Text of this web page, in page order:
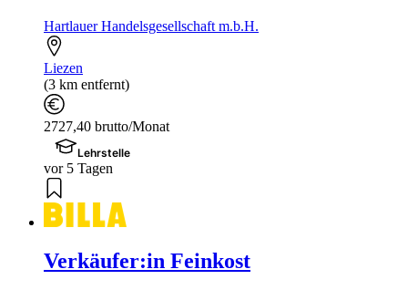
Hartlauer Handelsgesellschaft m.b.H.
Liezen
(3 km entfernt)
2727,40 brutto/Monat
Lehrstelle
vor 5 Tagen
Verkäufer:in Feinkost